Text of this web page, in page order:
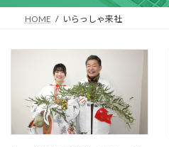
プ
動
HOME いらっしゃ来社